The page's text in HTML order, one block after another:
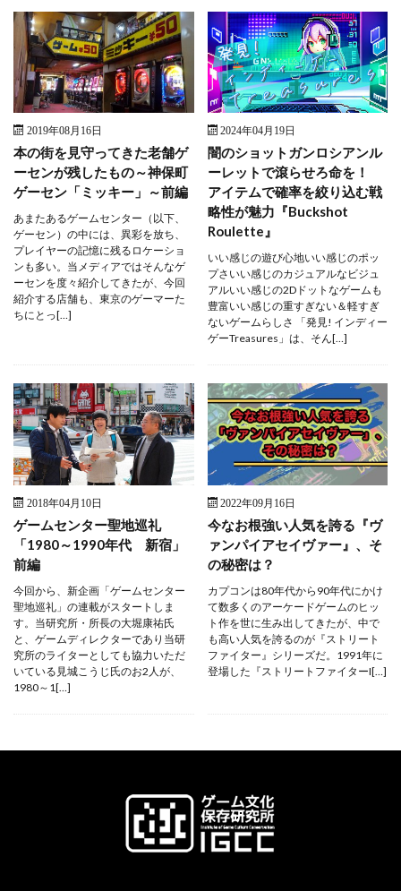
2019年08月16日
本の街を見守ってきた老舗ゲ
ーセンが残したもの～神保町
ゲーセン「ミッキー」～前編
あまたあるゲームセンター（以下、
ゲーセン）の中には、異彩を放ち、
プレイヤーの記憶に残るロケーショ
ンも多い。当メディアではそんなゲ
ーセンを度々紹介してきたが、今回
紹介する店舗も、東京のゲーマーた
ちにとっ[…]
2024年04月19日
闇のショットガンロシアンル
ーレットで滾らせろ命を！
アイテムで確率を絞り込む戦
略性が魅力『Buckshot
Roulette』
いい感じの遊び心地いい感じのポッ
プさいい感じのカジュアルなビジュ
アルいい感じの2Dドットなゲームも
豊富いい感じの重すぎない＆軽すぎ
ないゲームらしさ 「発見! インディー
ゲーTreasures」は、そん[…]
2018年04月10日
ゲームセンター聖地巡礼
「1980～1990年代 新宿」
前編
今回から、新企画「ゲームセンター
聖地巡礼」の連載がスタートしま
す。当研究所・所長の大堀康祐氏
と、ゲームディレクターであり当研
究所のライターとしても協力いただ
いている見城こうじ氏のお2人が、
1980～1[…]
2022年09月16日
今なお根強い人気を誇る『ヴ
ァンパイアセイヴァー』、そ
の秘密は？
カプコンは80年代から90年代にかけ
て数多くのアーケードゲームのヒッ
ト作を世に生み出してきたが、中で
も高い人気を誇るのが『ストリート
ファイター』シリーズだ。1991年に
登場した『ストリートファイターI[…]